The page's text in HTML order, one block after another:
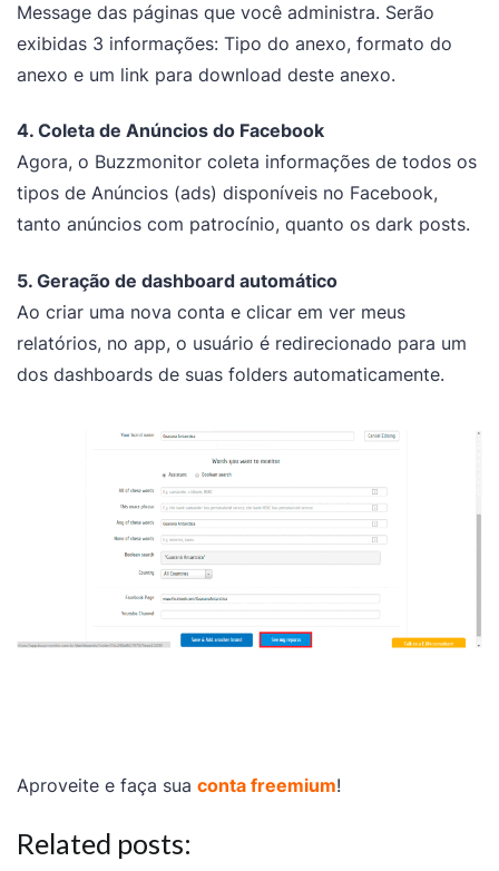
Message das páginas que você administra. Serão
exibidas 3 informações: Tipo do anexo, formato do
anexo e um link para download deste anexo.
4. Coleta de Anúncios do Facebook
Agora, o Buzzmonitor coleta informações de todos os
tipos de Anúncios (ads) disponíveis no Facebook,
tanto anúncios com patrocínio, quanto os dark posts.
5. Geração de dashboard automático
Ao criar uma nova conta e clicar em ver meus
relatórios, no app, o usuário é redirecionado para um
dos dashboards de suas folders automaticamente.
Aproveite e faça sua conta freemium!
Related posts: